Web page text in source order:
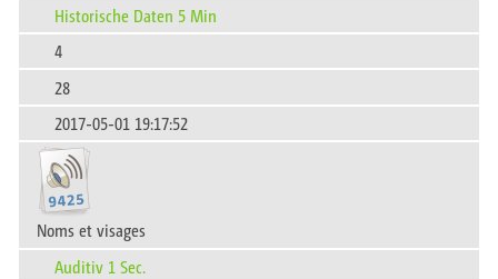
Historische Daten 5 Min
4
28
2017-05-01 19:17:52
Noms et visages
Auditiv 1 Sec.